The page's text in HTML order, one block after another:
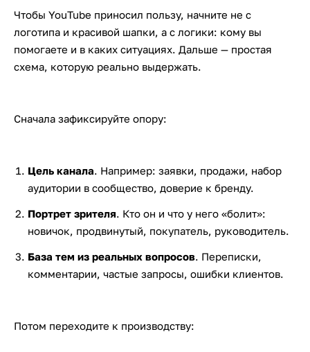
Чтобы YouTube приносил пользу, начните не с
логотипа и красивой шапки, а с логики: кому вы
помогаете и в каких ситуациях. Дальше — простая
схема, которую реально выдержать.
Сначала зафиксируйте опору:
Цель канала. Например: заявки, продажи, набор
аудитории в сообщество, доверие к бренду.
Портрет зрителя. Кто он и что у него «болит»:
новичок, продвинутый, покупатель, руководитель.
База тем из реальных вопросов. Переписки,
комментарии, частые запросы, ошибки клиентов.
Потом переходите к производству: